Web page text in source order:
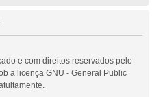
e com direitos reservados pelo
a licença GNU - General Public